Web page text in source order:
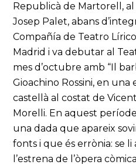
Republicà de Martorell,
Josep Palet, abans
Compañía de Teatro
Madrid i va debutar al
mes d’octubre amb “Il
Gioachino Rossini, en una
castellà al costat de
Morelli. En aquest
una dada que apareix
fonts i que és errònia: se
l’estrena de l’òpera